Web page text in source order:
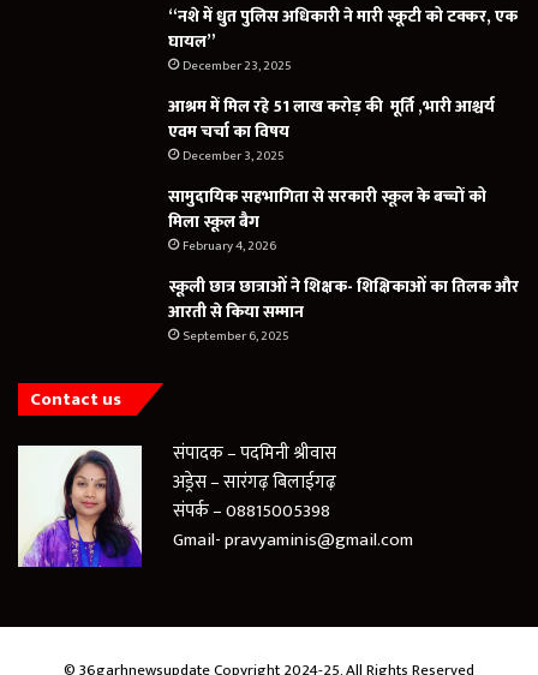
“नशे में धुत पुलिस अधिकारी ने मारी स्कूटी को टक्कर, एक
घायल”
December 23, 2025
आश्रम में मिल रहे 51 लाख करोड़ की मूर्ति ,भारी आश्चर्य
एवम चर्चा का विषय
December 3, 2025
सामुदायिक सहभागिता से सरकारी स्कूल के बच्चों को
मिला स्कूल बैग
February 4, 2026
स्कूली छात्र छात्राओं ने शिक्षक- शिक्षिकाओं का तिलक और
आरती से किया सम्मान
September 6, 2025
Contact us
संपादक – पदमिनी श्रीवास
अड्रेस – सारंगढ़ बिलाईगढ़
संपर्क – 08815005398
Gmail- pravyaminis@gmail.com